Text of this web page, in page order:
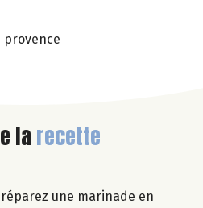
provence
larecette
une marinade en